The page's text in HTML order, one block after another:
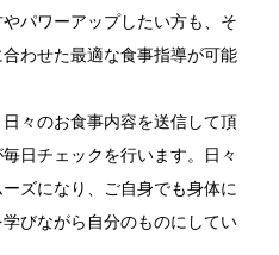
パワーアップしたい方も、そ
わせた最適な食事指導が可能
々のお食事内容を送信して頂
日チェックを行います。日々
ズになり、ご自身でも身体に
びながら自分のものにしてい